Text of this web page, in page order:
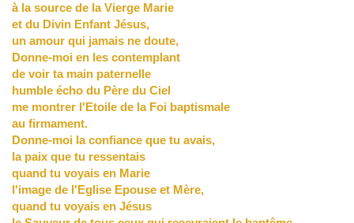
à la source de la Vierge Marie
et du Divin Enfant Jésus,
un amour qui jamais ne doute,
Donne-moi en les contemplant
de voir ta main paternelle
humble écho du Père du Ciel
me montrer l'Etoile de la Foi baptismale
au firmament.
Donne-moi la confiance que tu avais,
la paix que tu ressentais
quand tu voyais en Marie
l'image de l'Eglise Epouse et Mère,
quand tu voyais en Jésus